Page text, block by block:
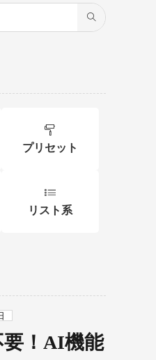
プリセット
リスト系
！AI機能